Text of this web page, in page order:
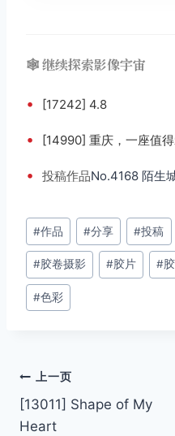
🕸️ 继续探索影像宇宙
• [17242] 4.8
• [14990] 重庆，一座值得
• 投稿作品No.4168 陌生
文
章
标
签：
#作品 #分享 #投稿
#胶卷摄影 #胶片 #
#色彩
文
章
上一页
[13011] Shape of My
Heart